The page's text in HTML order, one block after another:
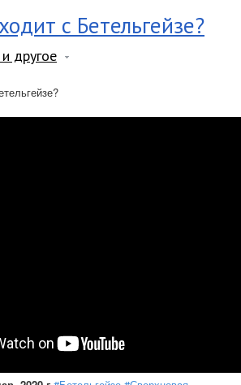
с Бетельгейзе?
другое